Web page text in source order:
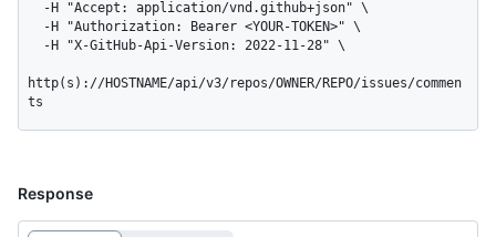
http(s)://HOSTNAME/api/v3/repos/OWNER/REPO/issues/commen
ts
Response